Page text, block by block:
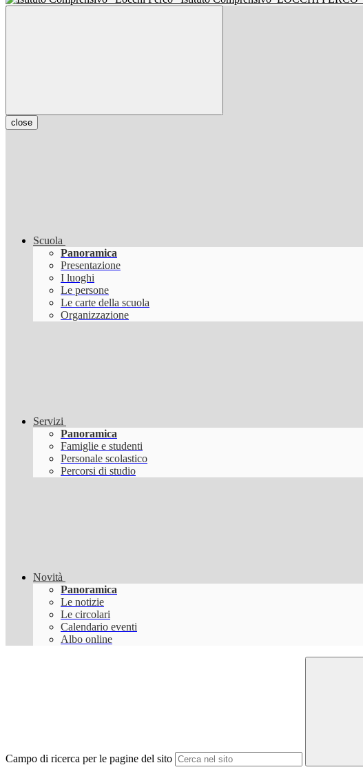
close
Scuola
Panoramica
Presentazione
I luoghi
Le persone
Le carte della scuola
Organizzazione
Servizi
Panoramica
Famiglie e studenti
Personale scolastico
Percorsi di studio
Novità
Panoramica
Le notizie
Le circolari
Calendario eventi
Albo online
Campo di ricerca per le pagine del sito